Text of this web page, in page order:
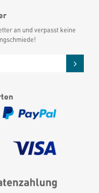
an und verpasst keine